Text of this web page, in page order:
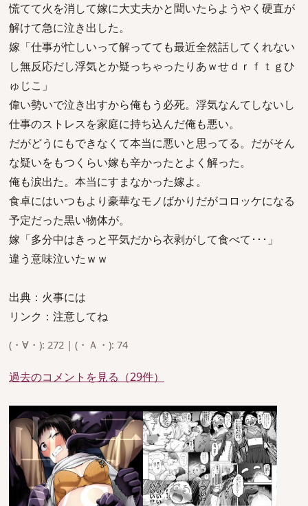
慌てて火を消して嫁に大丈夫かと聞いたらようやく硬直が
解けて急に泣き出した。
嫁「仕事が忙しいって解ってても最近全然話してくれない
し無反応だし浮気とか疑っちゃったりあｗせｄｒｆｔｇひ
ゅじこ」
偉い勢いで泣き出すから俺もう必死。浮気なんてしないし
仕事のストレスを家庭に持ち込んだ俺も悪い。
だがどうにもできなくて本当に悪いと思ってる。だがそん
な疑いをもつくらい嫁も辛かったとよく解った。
俺も涙出た。本当にすまなかった嫁よ。
食卓にはいつもより豪華なモノばかりだがコロッケになる
予定だった黒い物体が。
嫁「多分中はきっと平気だから衣剥がして食べて･･･」
違う意味泣いたｗｗ
出典：火事には
リンク：注意してね
(・∀・): 272 | (・Ａ・): 74
過去のコメントを見る（29件）